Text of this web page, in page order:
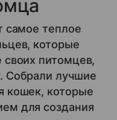
самое теплое
которые
своих питомцев,
Собрали лучшие
кошек, которые
для создания